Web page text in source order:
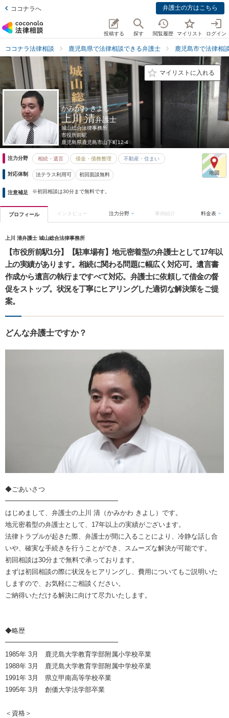
ココナラへ 弁護士の方はこちら
投稿する 探す 閲覧履歴 マイリスト ログイン
ココナラ法律相談 鹿児島県で法律相談できる弁護士 鹿児島市で法律相
マイリストに入れる
かみかわ きよし
上川 清弁護士
城山総合法律事務所
市役所前駅
鹿児島県鹿児島市山下町12-4
注力分野 相続・遺言 借金・債務整理 不動産・住まい
対応体制 法テラス利用可 初回面談無料
注意補足 ※初回相談は30分まで無料です。
プロフィール インタビュー 注力分野 事例紹介 料金表
上川 清弁護士 城山総合法律事務所
【市役所前駅1分】【駐車場有】地元密着型の弁護士として17年以
上の実績があります。相続に関わる問題に幅広く対応可。遺言書
作成から遺言の執行まですべて対応。弁護士に依頼して借金の督
促をストップ。状況を丁寧にヒアリングした適切な解決策をご提
案。
どんな弁護士ですか？
◆ごあいさつ
━━━━━━━━━━━━━━━━━
はじめまして、弁護士の上川 清（かみかわ きよし）です。
地元密着型の弁護士として、17年以上の実績がございます。
法律トラブルが起きた際、弁護士が間に入ることにより、冷静な話し合
いや、確実な手続きを行うことができ、スムーズな解決が可能です。
初回相談は30分まで無料で承っております。
まずは初回相談の際に状況をヒアリングし、費用についてもご説明いた
しますので、お気軽にご相談ください。
ご納得いただける解決に向けて尽力いたします。
◆略歴
━━━━━━━━━━━━━━━━━
1985年 3月 鹿児島大学教育学部附属小学校卒業
1988年 3月 鹿児島大学教育学部附属中学校卒業
1991年 3月 県立甲南高等学校卒業
1995年 3月 創価大学法学部卒業
＜資格＞